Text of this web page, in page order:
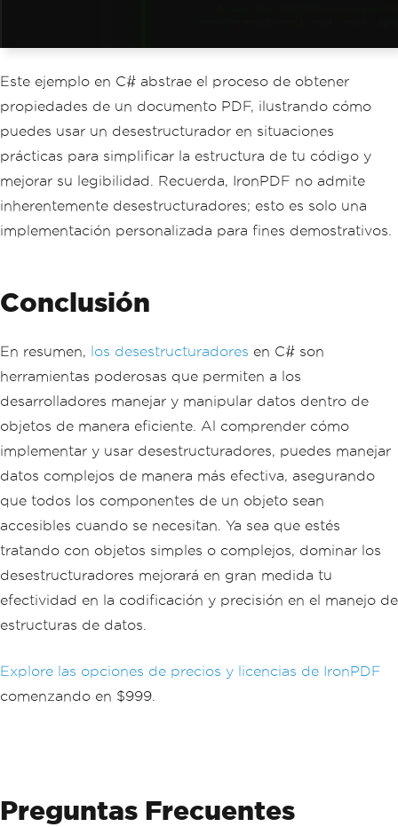
return
(document.PageCount, do
}
Este ejemplo en C# abstrae el proceso de obtener
propiedades de un documento PDF, ilustrando cómo
puedes usar un desestructurador en situaciones
prácticas para simplificar la estructura de tu código y
mejorar su legibilidad. Recuerda, IronPDF no admite
inherentemente desestructuradores; esto es solo una
implementación personalizada para fines demostrativos.
Conclusión
En resumen, los desestructuradores en C# son
herramientas poderosas que permiten a los
desarrolladores manejar y manipular datos dentro de
objetos de manera eficiente. Al comprender cómo
implementar y usar desestructuradores, puedes manejar
datos complejos de manera más efectiva, asegurando
que todos los componentes de un objeto sean
accesibles cuando se necesitan. Ya sea que estés
tratando con objetos simples o complejos, dominar los
desestructuradores mejorará en gran medida tu
efectividad en la codificación y precisión en el manejo de
estructuras de datos.
Explore las opciones de precios y licencias de IronPDF
comenzando en $999.
Preguntas Frecuentes